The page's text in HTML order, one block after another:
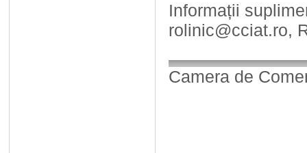
Informații
rolinic@cciat.ro,
Camera de